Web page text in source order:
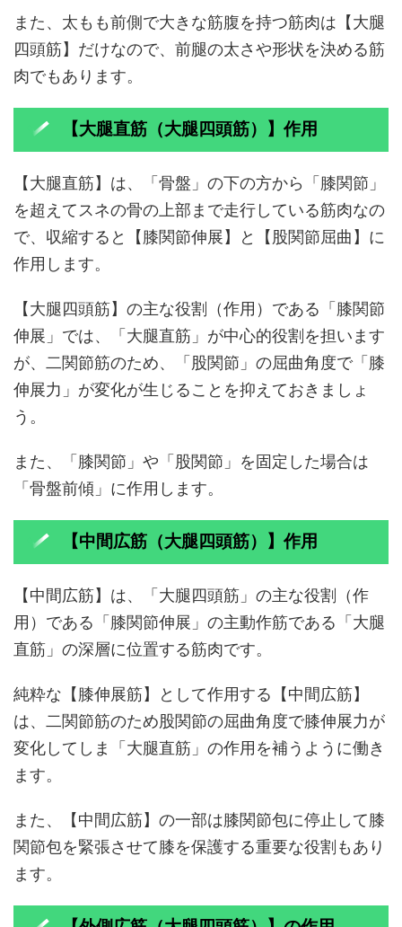
また、太もも前側で大きな筋腹を持つ筋肉は【大腿
四頭筋】だけなので、前腿の太さや形状を決める筋
肉でもあります。
【大腿直筋（大腿四頭筋）】作用
【大腿直筋】は、「骨盤」の下の方から「膝関節」
を超えてスネの骨の上部まで走行している筋肉なの
で、収縮すると【膝関節伸展】と【股関節屈曲】に
作用します。
【大腿四頭筋】の主な役割（作用）である「膝関節
伸展」では、「大腿直筋」が中心的役割を担います
が、二関節筋のため、「股関節」の屈曲角度で「膝
伸展力」が変化が生じることを抑えておきましょ
う。
また、「膝関節」や「股関節」を固定した場合は
「骨盤前傾」に作用します。
【中間広筋（大腿四頭筋）】作用
【中間広筋】は、「大腿四頭筋」の主な役割（作
用）である「膝関節伸展」の主動作筋である「大腿
直筋」の深層に位置する筋肉です。
純粋な【膝伸展筋】として作用する【中間広筋】
は、二関節筋のため股関節の屈曲角度で膝伸展力が
変化してしま「大腿直筋」の作用を補うように働き
ます。
また、【中間広筋】の一部は膝関節包に停止して膝
関節包を緊張させて膝を保護する重要な役割もあり
ます。